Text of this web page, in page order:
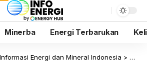
Minerba Energi Terbarukan
Energi dan Mineral Indonesia > Blog